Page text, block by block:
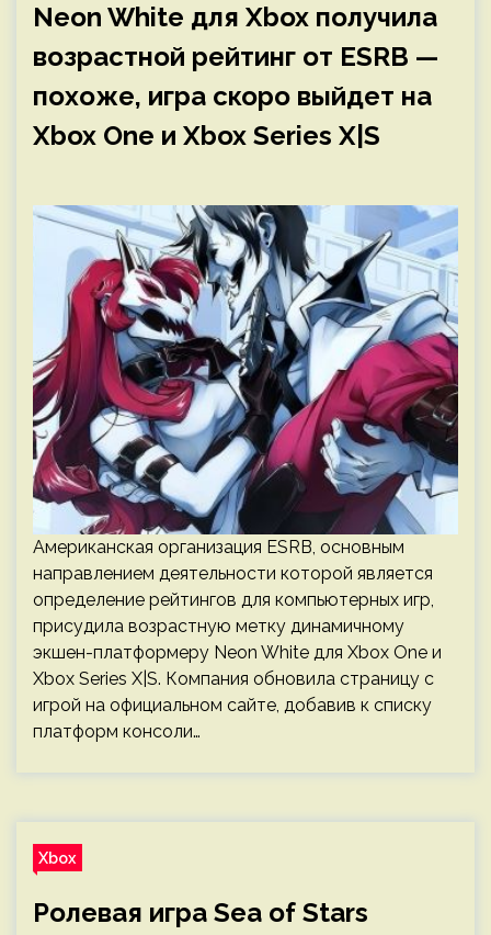
Neon White для Xbox получила
возрастной рейтинг от ESRB —
похоже, игра скоро выйдет на
Xbox One и Xbox Series X|S
Американская организация ESRB, основным
направлением деятельности которой является
определение рейтингов для компьютерных игр,
присудила возрастную метку динамичному
экшен-платформеру Neon White для Xbox One и
Xbox Series X|S. Компания обновила страницу с
игрой на официальном сайте, добавив к списку
платформ консоли…
Xbox
Ролевая игра Sea of Stars